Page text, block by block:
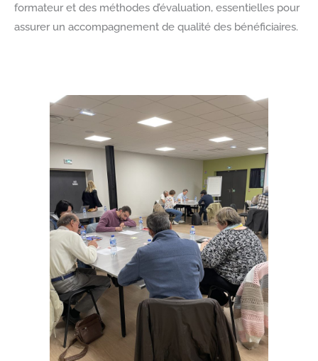
formateur et des méthodes d’évaluation, essentielles pour
assurer un accompagnement de qualité des bénéficiaires.